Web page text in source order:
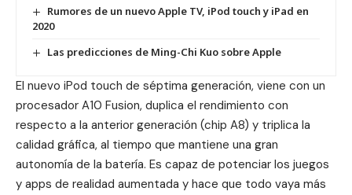
Rumores de un nuevo Apple TV, iPod touch y iPad en
2020
Las predicciones de Ming-Chi Kuo sobre Apple
El nuevo iPod touch de séptima generación, viene con un
procesador A10 Fusion, duplica el rendimiento con
respecto a la anterior generación (chip A8) y triplica la
calidad gráfica, al tiempo que mantiene una gran
autonomía de la batería. Es capaz de potenciar los juegos
y apps de realidad aumentada y hace que todo vaya más